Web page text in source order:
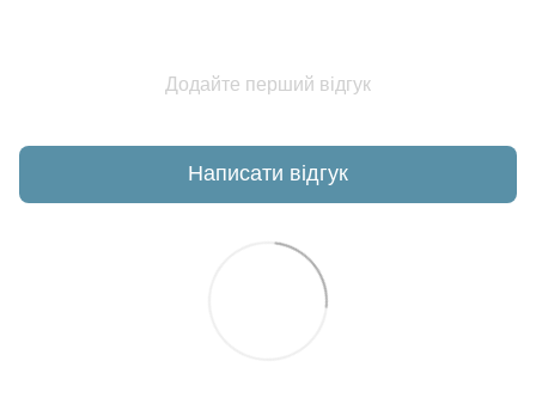
Додайте перший відгук
Написати відгук